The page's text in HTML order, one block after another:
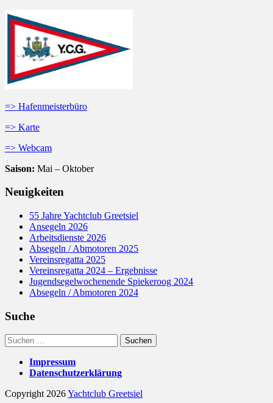
=> Hafenmeisterbüro
=> Karte
=> Webcam
Saison: Mai – Oktober
Neuigkeiten
55 Jahre Yachtclub Greetsiel
Ansegeln 2026
Arbeitsdienste 2026
Absegeln / Abmotoren 2025
Vereinsregatta 2025
Vereinsregatta 2024 – Ergebnisse
Jugendsegelwochenende Spiekeroog 2024
Absegeln / Abmotoren 2024
Suche
Suchen
nach:
Impressum
Datenschutzerklärung
Copyright 2026Yachtclub Greetsiel